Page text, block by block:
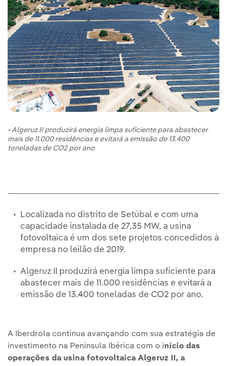
• Algeruz II produzirá energia limpa suficiente para abastecer
mais de 11.000 residências e evitará a emissão de 13.400
toneladas de CO2 por ano
Localizada no distrito de Setúbal e com uma
capacidade instalada de 27,35 MW, a usina
fotovoltaica é um dos sete projetos concedidos à
empresa no leilão de 2019.
Algeruz II produzirá energia limpa suficiente para
abastecer mais de 11.000 residências e evitará a
emissão de 13.400 toneladas de CO2 por ano.
A Iberdrola continua avançando com sua estratégia de
investimento na Península Ibérica com o início das
operações da usina fotovoltaica Algeruz II, a